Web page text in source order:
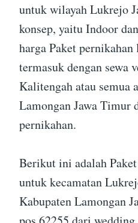
untuk wilayah Lukrejo
konsep, yaitu Indoor
harga Paket
termasuk dengan sewa
Kalitengah atau semua
Lamongan Jawa Timur
pernikahan.
Berikut ini adalah
untuk kecamatan
Kabupaten Lamongan